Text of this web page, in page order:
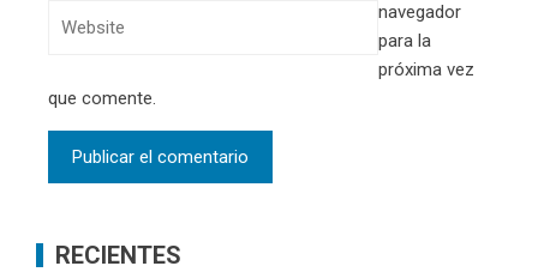
navegador
para la
próxima vez
que comente.
RECIENTES